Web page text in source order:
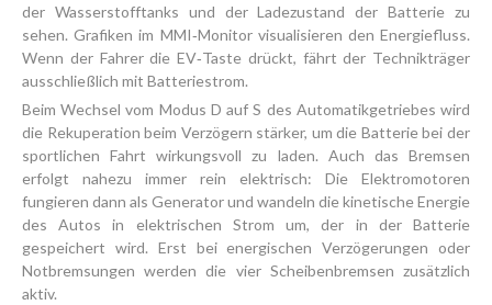
der Wasserstofftanks und der Ladezustand der Batterie zu
sehen. Grafiken im MMI‑Monitor visualisieren den Energiefluss.
Wenn der Fahrer die EV‑Taste drückt, fährt der Technikträger
ausschließlich mit Batteriestrom.
Beim Wechsel vom Modus D auf S des Automatikgetriebes wird
die Rekuperation beim Verzögern stärker, um die Batterie bei der
sportlichen Fahrt wirkungsvoll zu laden. Auch das Bremsen
erfolgt nahezu immer rein elektrisch: Die Elektromotoren
fungieren dann als Generator und wandeln die kinetische Energie
des Autos in elektrischen Strom um, der in der Batterie
gespeichert wird. Erst bei energischen Verzögerungen oder
Notbremsungen werden die vier Scheibenbremsen zusätzlich
aktiv.